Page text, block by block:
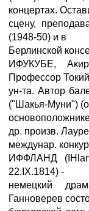
концертах.
сцену,
(1948-50) и в
Берлинской
ИФУКУБЕ,
Профессор
ун-та. Автор
("Шакья-Муни")
др. произв.
междунар.
ИФФЛАНД
22.IX.1814) -
немецкий
Ганноверев